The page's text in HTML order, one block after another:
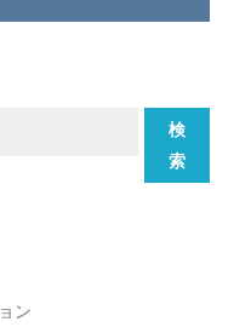
検
索
ン